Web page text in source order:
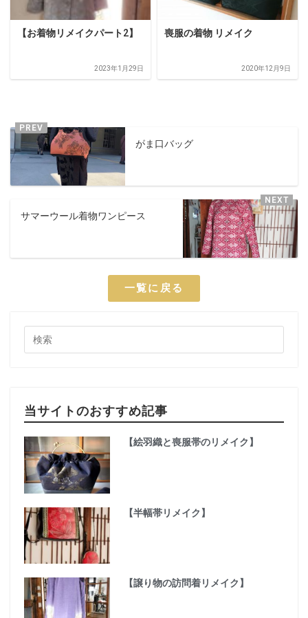
【お着物リメイクパート2】
2023年1月29日
喪服の着物 リメイク
2020年12月9日
がま口バッグ
サマーウール着物ワンピース
一覧に戻る
当サイトのおすすめ記事
【絵羽織と喪服帯のリメイク】
【半幅帯リメイク】
【譲り物の訪問着リメイク】